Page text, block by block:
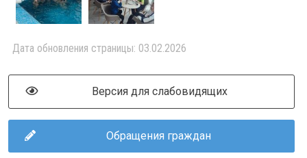
Дата обновления страницы: 03.02.2026
Версия для слабовидящих
Обращения граждан